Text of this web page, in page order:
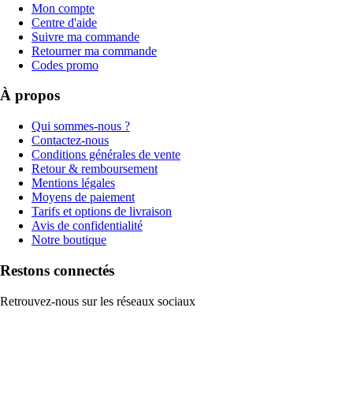
Mon compte
Centre d'aide
Suivre ma commande
Retourner ma commande
Codes promo
À propos
Qui sommes-nous ?
Contactez-nous
Conditions générales de vente
Retour & remboursement
Mentions légales
Moyens de paiement
Tarifs et options de livraison
Avis de confidentialité
Notre boutique
Restons connectés
Retrouvez-nous sur les réseaux sociaux